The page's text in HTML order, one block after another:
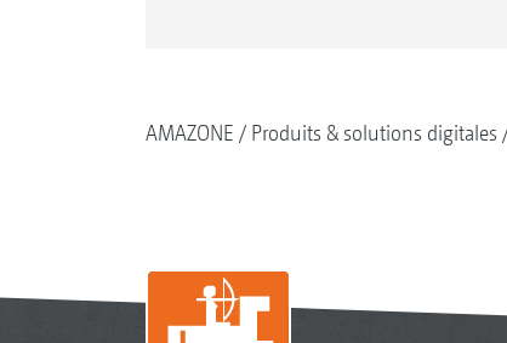
AMAZONE Produits & solutions digitales